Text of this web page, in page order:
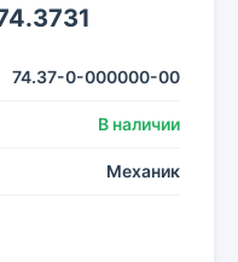
74.37-0-000000-00
В наличии
Механик